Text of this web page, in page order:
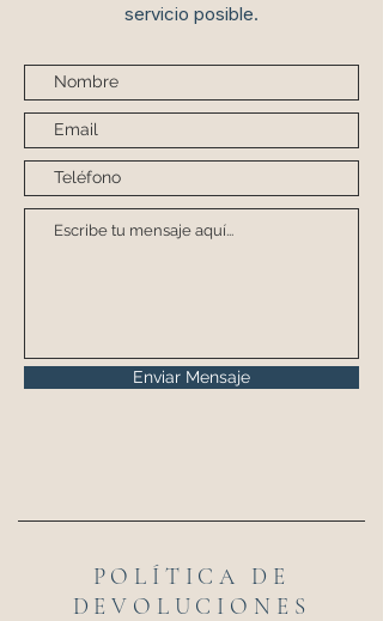
servicio posible.
Enviar Mensaje
POLÍTICA DE
DEVOLUCIONES